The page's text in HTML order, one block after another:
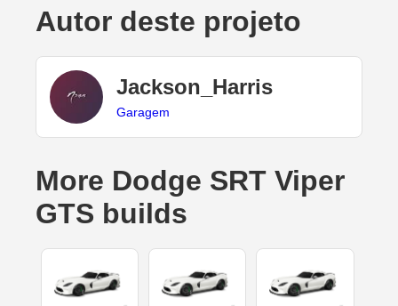
Autor deste projeto
Jackson_Harris
Garagem
More Dodge SRT Viper
GTS builds